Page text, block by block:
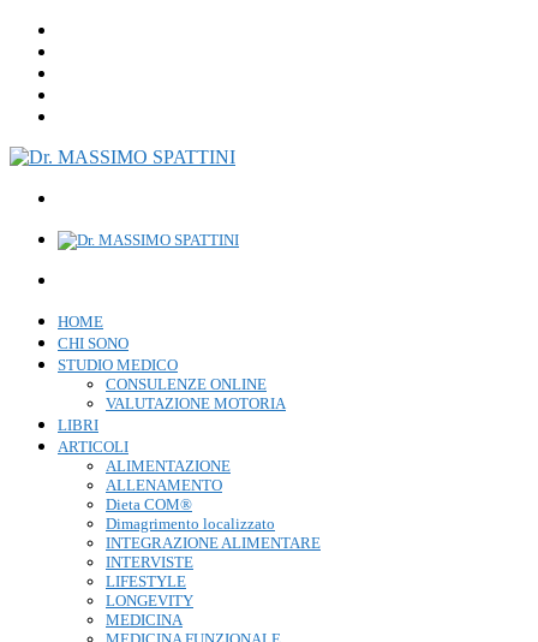
HOME
CHI SONO
STUDIO MEDICO
CONSULENZE ONLINE
VALUTAZIONE MOTORIA
LIBRI
ARTICOLI
ALIMENTAZIONE
ALLENAMENTO
Dieta COM®
Dimagrimento localizzato
INTEGRAZIONE ALIMENTARE
INTERVISTE
LIFESTYLE
LONGEVITY
MEDICINA